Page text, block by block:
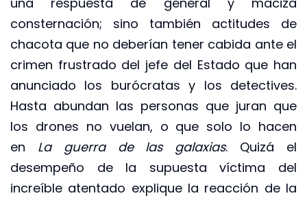
consternación; sino también actitudes de
chacota que no deberían tener cabida ante el
crimen frustrado del jefe del Estado que han
anunciado los burócratas y los detectives.
Hasta abundan las personas que juran que
los drones no vuelan, o que solo lo hacen
en La guerra de las galaxias. Quizá el
desempeño de la supuesta víctima del
increíble atentado explique la reacción de la